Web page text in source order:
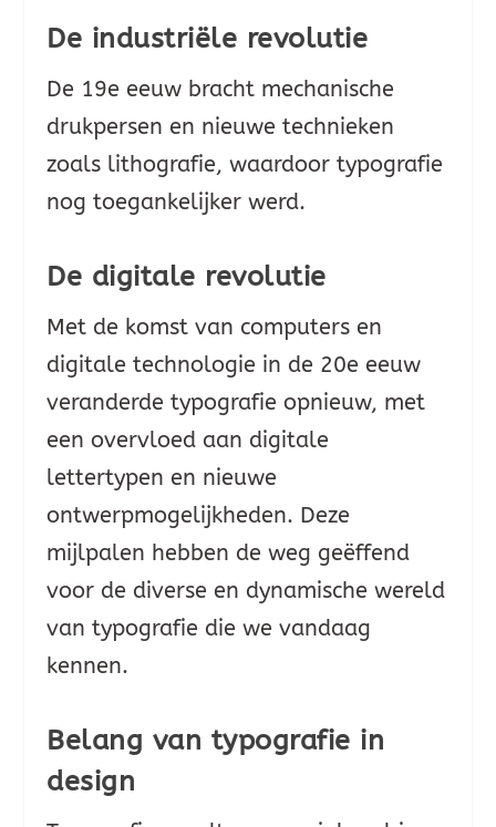
De industriële revolutie
De 19e eeuw bracht mechanische
drukpersen en nieuwe technieken
zoals lithografie, waardoor typografie
nog toegankelijker werd.
De digitale revolutie
Met de komst van computers en
digitale technologie in de 20e eeuw
veranderde typografie opnieuw, met
een overvloed aan digitale
lettertypen en nieuwe
ontwerpmogelijkheden. Deze
mijlpalen hebben de weg geëffend
voor de diverse en dynamische wereld
van typografie die we vandaag
kennen.
Belang van typografie in
design